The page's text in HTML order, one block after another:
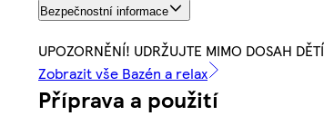
Bezpečnostní informace
UPOZORNĚNÍ! UDRŽUJTE MIMO DOSAH
Zobrazit vše Bazén a relax
Příprava a použití